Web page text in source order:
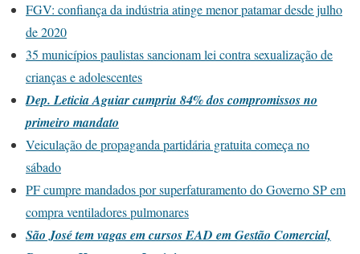
FGV: confiança da indústria atinge menor patamar desde julho
de 2020
35 municípios paulistas sancionam lei contra sexualização de
crianças e adolescentes
Dep. Leticia Aguiar cumpriu 84% dos compromissos no
primeiro mandato
Veiculação de propaganda partidária gratuita começa no
sábado
PF cumpre mandados por superfaturamento do Governo SP em
compra ventiladores pulmonares
São José tem vagas em cursos EAD em Gestão Comercial,